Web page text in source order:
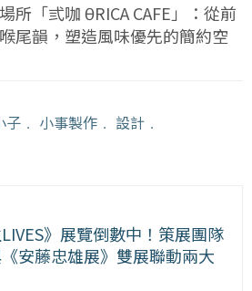
所「弎咖 θRICA CAFE」：從前
尾韻，塑造風味優先的簡約空
子 ﹒ 小事製作 ﹒ 設計 ﹒
》展覽倒數中！策展團隊
安藤忠雄展》雙展聯動兩大